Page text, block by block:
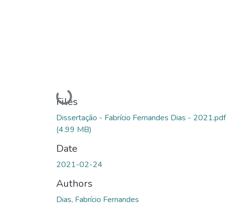
Loading...
Files
Dissertação - Fabrício Fernandes Dias - 2021.pdf
(4.99 MB)
Date
2021-02-24
Authors
Dias, Fabrício Fernandes